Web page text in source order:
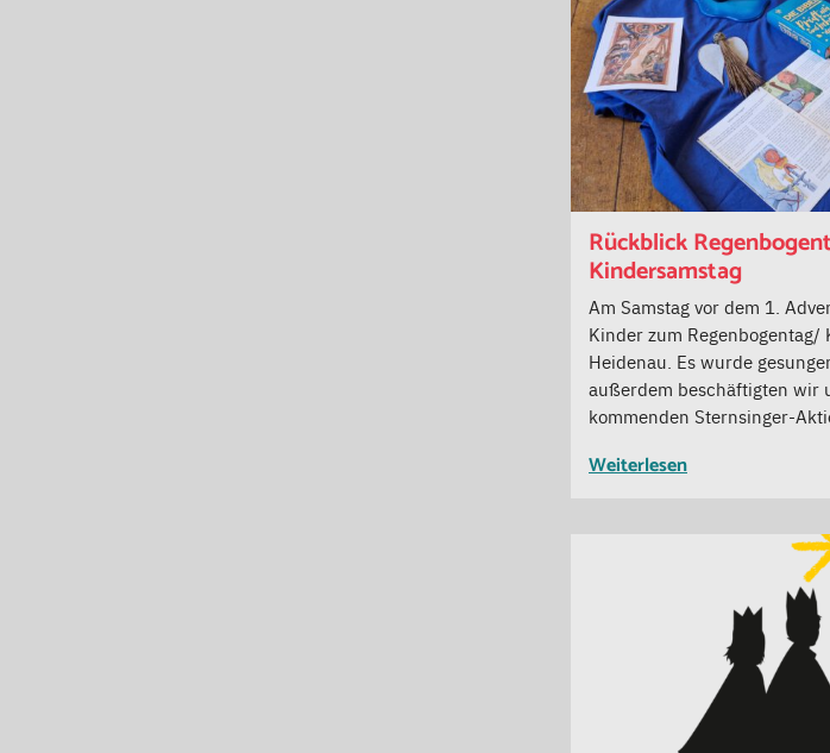
Rückblick
Kindersamstag
Am Samstag vor dem 1.
Kinder zum Regenbogentag/
Heidenau. Es wurde
außerdem beschäftigten wir
kommenden Sternsinger-
Weiterlesen